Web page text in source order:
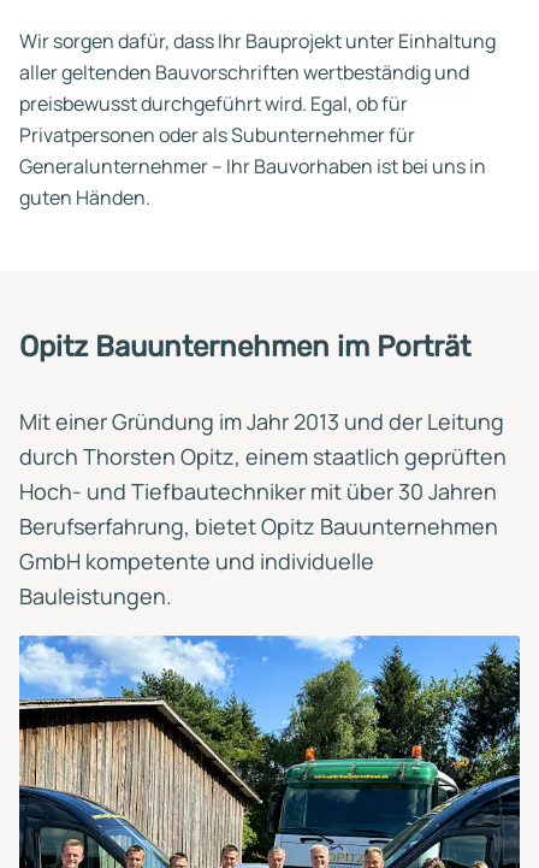
Wir sorgen dafür, dass Ihr Bauprojekt unter Einhaltung
aller geltenden Bauvorschriften wertbeständig und
preisbewusst durchgeführt wird. Egal, ob für
Privatpersonen oder als Subunternehmer für
Generalunternehmer – Ihr Bauvorhaben ist bei uns in
guten Händen.
Opitz Bauunternehmen im Porträt
Mit einer Gründung im Jahr 2013 und der Leitung
durch Thorsten Opitz, einem staatlich geprüften
Hoch- und Tiefbautechniker mit über 30 Jahren
Berufserfahrung, bietet Opitz Bauunternehmen
GmbH kompetente und individuelle
Bauleistungen.